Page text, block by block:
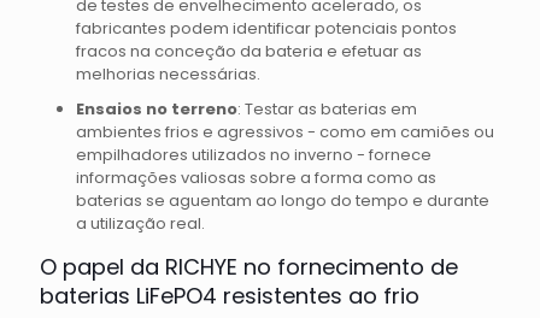
de testes de envelhecimento acelerado, os
fabricantes podem identificar potenciais pontos
fracos na conceção da bateria e efetuar as
melhorias necessárias.
Ensaios no terreno: Testar as baterias em
ambientes frios e agressivos - como em camiões ou
empilhadores utilizados no inverno - fornece
informações valiosas sobre a forma como as
baterias se aguentam ao longo do tempo e durante
a utilização real.
O papel da RICHYE no fornecimento de
baterias LiFePO4 resistentes ao frio